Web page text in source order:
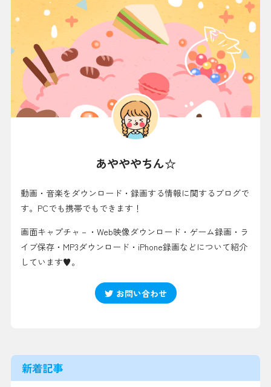
あやややちん☆
動画・音楽をダウンロード・録画する情報に関するブログで
す。PCでも携帯でもできます！
画面キャプチャ－・Web映像ダウンロード・ゲーム録画・ラ
イブ保存・MP3ダウンロード・iPhone録画などについて紹介
しています♥。
お問い合わせ
新着記事